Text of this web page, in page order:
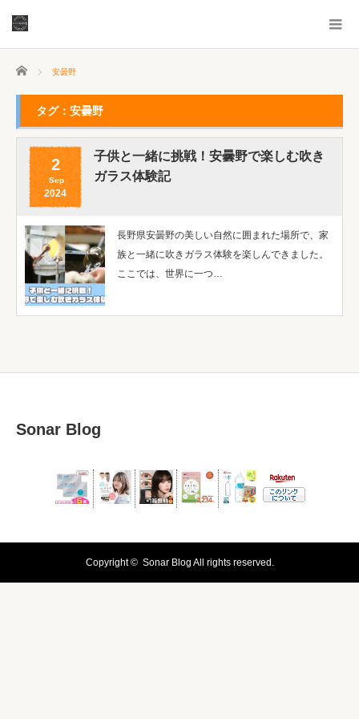
ホーム 安曇野
タグ：安曇野
2
Sep
2024
子供と一緒に挑戦！安曇野で楽しむ吹き
ガラス体験記
長野県安曇野の美しい自然に囲まれた場所で、家
族と一緒に吹きガラス体験を楽しんできました。
ここでは、世界に一つ…
Sonar Blog
Copyright © Sonar Blog All rights reserved.